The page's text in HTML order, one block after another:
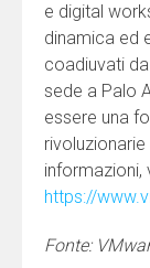
e digital
dinamica ed
coadiuvati
sede a Palo
essere una
informazioni,
https://
Fonte: